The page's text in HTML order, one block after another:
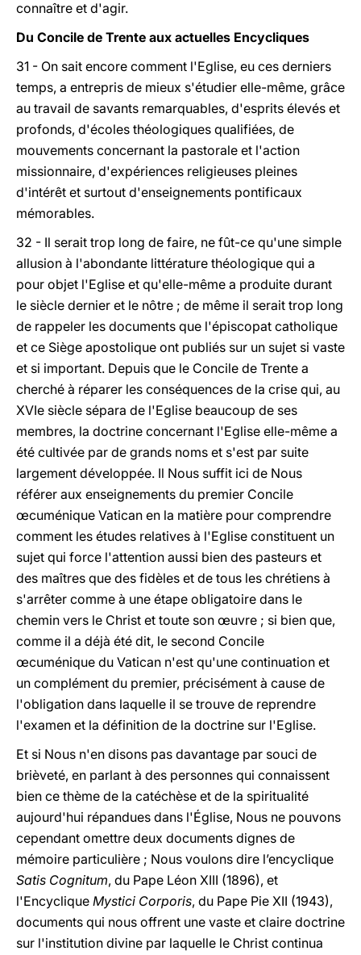
connaître et d'agir.
Du Concile de Trente aux actuelles Encycliques
31 - On sait encore comment l'Eglise, eu ces derniers
temps, a entrepris de mieux s'étudier elle-même, grâce
au travail de savants remarquables, d'esprits élevés et
profonds, d'écoles théologiques qualifiées, de
mouvements concernant la pastorale et l'action
missionnaire, d'expériences religieuses pleines
d'intérêt et surtout d'enseignements pontificaux
mémorables.
32 - Il serait trop long de faire, ne fût-ce qu'une simple
allusion à l'abondante littérature théologique qui a
pour objet l'Eglise et qu'elle-même a produite durant
le siècle dernier et le nôtre ; de même il serait trop long
de rappeler les documents que l'épiscopat catholique
et ce Siège apostolique ont publiés sur un sujet si vaste
et si important. Depuis que le Concile de Trente a
cherché à réparer les conséquences de la crise qui, au
XVIe siècle sépara de l'Eglise beaucoup de ses
membres, la doctrine concernant l'Eglise elle-même a
été cultivée par de grands noms et s'est par suite
largement développée. Il Nous suffit ici de Nous
référer aux enseignements du premier Concile
œcuménique Vatican en la matière pour comprendre
comment les études relatives à l'Eglise constituent un
sujet qui force l'attention aussi bien des pasteurs et
des maîtres que des fidèles et de tous les chrétiens à
s'arrêter comme à une étape obligatoire dans le
chemin vers le Christ et toute son œuvre ; si bien que,
comme il a déjà été dit, le second Concile
œcuménique du Vatican n'est qu'une continuation et
un complément du premier, précisément à cause de
l'obligation dans laquelle il se trouve de reprendre
l'examen et la définition de la doctrine sur l'Eglise.
Et si Nous n'en disons pas davantage par souci de
brièveté, en parlant à des personnes qui connaissent
bien ce thème de la catéchèse et de la spiritualité
aujourd'hui répandues dans l'Église, Nous ne pouvons
cependant omettre deux documents dignes de
mémoire particulière ; Nous voulons dire l’encyclique
Satis Cognitum, du Pape Léon XIII (1896), et
l'Encyclique Mystici Corporis, du Pape Pie XII (1943),
documents qui nous offrent une vaste et claire doctrine
sur l'institution divine par laquelle le Christ continua